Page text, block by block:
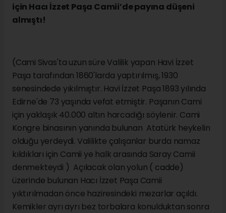
için Hacı İzzet Paşa Camii’de payına düşeni
almıştı!
(Cami Sivas'ta uzun süre Valilik yapan Havi İzzet
Paşa tarafından 1860'larda yaptırılmış, 1930
senesindede yıkılmıştır. Havi İzzet Paşa 1893 yılında
Edirne'de 73 yaşında vefat etmiştir. Paşanın Cami
için yaklaşık 40.000 altın harcadığı söylenir. Cami
Kongre binasının yanında bulunan Atatürk heykelin
olduğu yerdeydi. Valilikte çalışanlar burda namaz
kıldıkları için Camii ye halk arasında Saray Camii
denmekteydi ) Açılacak olan yolun ( cadde)
üzerinde bulunan Hacı İzzet Paşa Camii
yıktırılmadan önce haziresindeki mezarlar açıldı.
Kemikler ayrı ayrı bez torbalara konulduktan sonra